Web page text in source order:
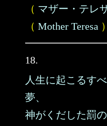
（ マザー・テレ
（ Mother Teresa ）
18.
人生に起こるす
夢、
神がくだした罰